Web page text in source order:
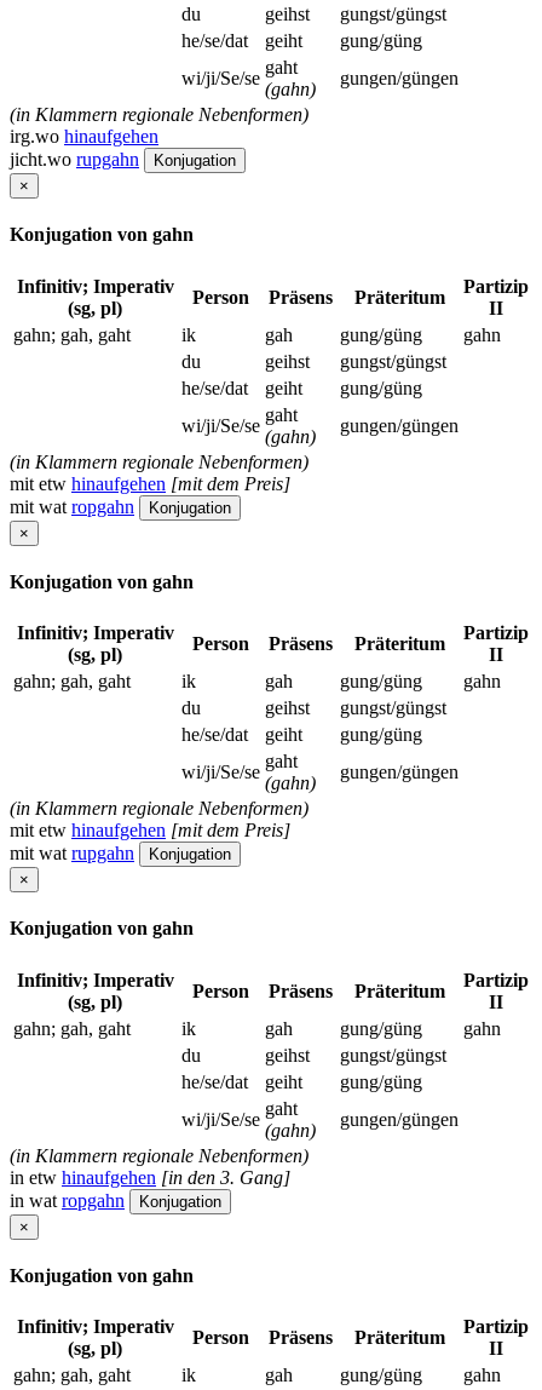
du
geihst
gungst/güngst
he/se/dat
geiht
gung/güng
wi/ji/Se/se
gaht
(gahn)
gungen/güngen
(in Klammern regionale Nebenformen)
irg.wo hinaufgehen
jicht.wo rupgahn
Konjugation
×
Konjugation von gahn
Infinitiv; Imperativ
(sg, pl)
Person Präsens Präteritum
Partizip
II
gahn; gah, gaht
ik gah gung/güng
gahn
du
geihst
gungst/güngst
he/se/dat
geiht
gung/güng
wi/ji/Se/se
gaht
(gahn)
gungen/güngen
(in Klammern regionale Nebenformen)
mit etw hinaufgehen [mit dem Preis]
mit wat ropgahn
Konjugation
×
Konjugation von gahn
Infinitiv; Imperativ
(sg, pl)
Person Präsens Präteritum
Partizip
II
gahn; gah, gaht
ik gah gung/güng
gahn
du
geihst
gungst/güngst
he/se/dat
geiht
gung/güng
wi/ji/Se/se
gaht
(gahn)
gungen/güngen
(in Klammern regionale Nebenformen)
mit etw hinaufgehen [mit dem Preis]
mit wat rupgahn
Konjugation
×
Konjugation von gahn
Infinitiv; Imperativ
(sg, pl)
Person Präsens Präteritum
Partizip
II
gahn; gah, gaht
ik gah gung/güng
gahn
du
geihst
gungst/güngst
he/se/dat
geiht
gung/güng
wi/ji/Se/se
gaht
(gahn)
gungen/güngen
(in Klammern regionale Nebenformen)
in etw hinaufgehen [in den 3. Gang]
in wat ropgahn
Konjugation
×
Konjugation von gahn
Infinitiv; Imperativ
(sg, pl)
Person Präsens Präteritum
Partizip
II
gahn; gah, gaht
ik gah gung/güng
gahn